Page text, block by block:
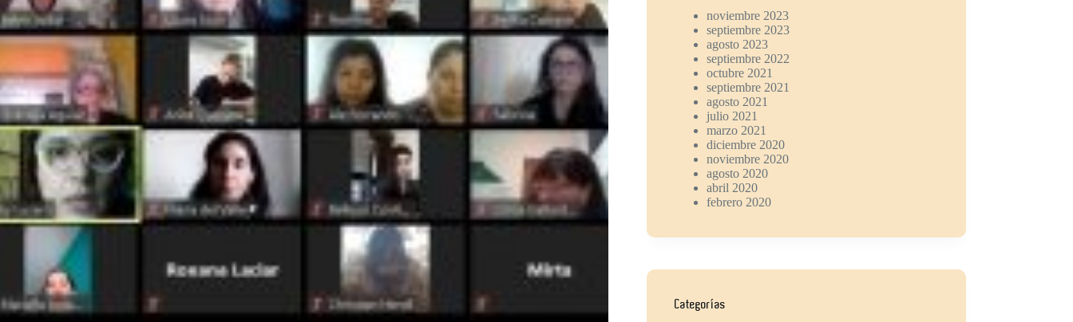
noviembre 2023
septiembre 2023
agosto 2023
septiembre 2022
octubre 2021
septiembre 2021
agosto 2021
julio 2021
marzo 2021
diciembre 2020
noviembre 2020
agosto 2020
abril 2020
febrero 2020
Categorías